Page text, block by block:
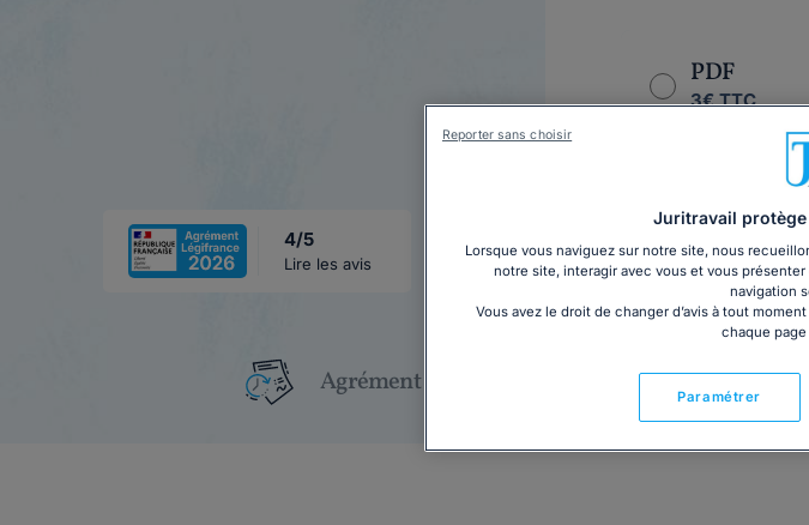
4/5
Lire les avis
PDF
3€ TTC
Livre + PDF
30,60€ TTC
Agrément Légifrance
Juritravail
Lorsque vous naviguez sur notre site, nous
notre site, interagir avec vous et vous
navigation
Vous avez le droit de changer d’avis à tout
chaque
Paramétrer
Reporter sans choisir